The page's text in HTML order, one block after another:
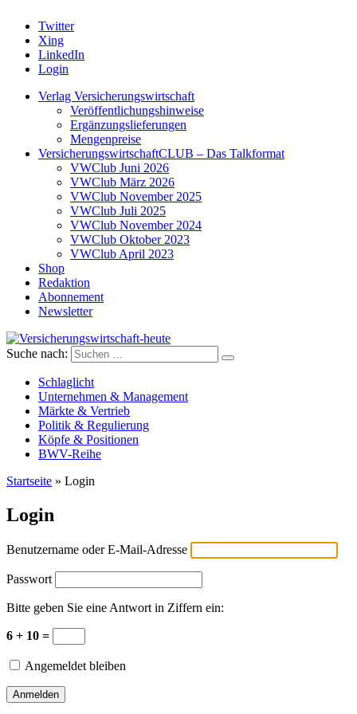
Twitter
Xing
LinkedIn
Login
Verlag Versicherungswirtschaft
Veröffentlichungshinweise
Ergänzungslieferungen
Mengenpreise
VersicherungswirtschaftCLUB – Das Talkformat
VWClub Juni 2026
VWClub März 2026
VWClub November 2025
VWClub Juli 2025
VWClub November 2024
VWClub Oktober 2023
VWClub April 2023
Shop
Redaktion
Abonnement
Newsletter
Versicherungswirtschaft-heute
Suche nach:
Schlaglicht
Unternehmen & Management
Märkte & Vertrieb
Politik & Regulierung
Köpfe & Positionen
BWV-Reihe
Startseite » Login
Login
Benutzername oder E-Mail-Adresse
Passwort
Bitte geben Sie eine Antwort in Ziffern ein:
6 + 10 =
Angemeldet bleiben